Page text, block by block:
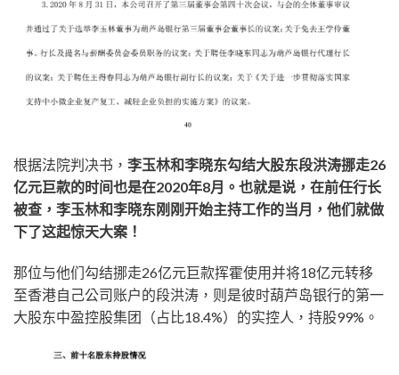
根据法院判决书， 李玉林和李晓东勾结大股东段洪涛挪走26
亿元巨款的时间也是在2020年8月。也就是说，在前任行长
被查，李玉林和李晓东刚刚开始主持工作的当月，他们就做
下了这起惊天大案！
那位与他们勾结挪走26亿元巨款挥霍使用并将18亿元转移
至香港自己公司账户的段洪涛，则是彼时葫芦岛银行的第一
大股东中盈控股集团（占比18.4%）的实控人，持股99%。